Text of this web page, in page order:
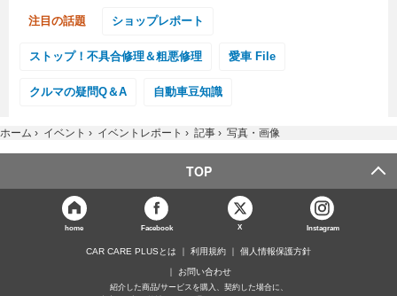
注目の話題 ショップレポート
ストップ！不具合修理＆粗悪修理 愛車 File
クルマの疑問Q＆A 自動車豆知識
ホーム › イベント › イベントレポート › 記事 › 写真・画像
TOP
home Facebook X Instagram
CAR CARE PLUSとは 利用規約 個人情報保護方針
お問い合わせ
紹介した商品/サービスを購入、契約した場合に、